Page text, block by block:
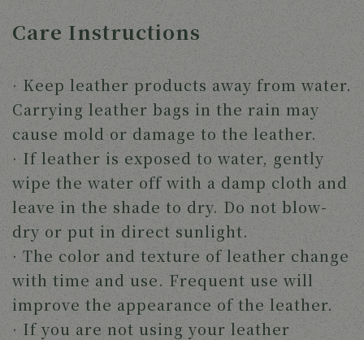
Care Instructions
· Keep leather products away from water.
Carrying leather bags in the rain may
cause mold or damage to the leather.
· If leather is exposed to water, gently
wipe the water off with a damp cloth and
leave in the shade to dry. Do not blow-
dry or put in direct sunlight.
· The color and texture of leather change
with time and use. Frequent use will
improve the appearance of the leather.
· If you are not using your leather